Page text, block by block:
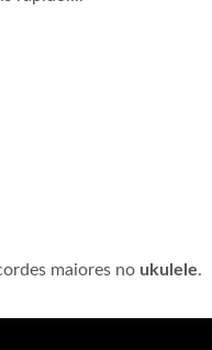
maiores no ukulele.